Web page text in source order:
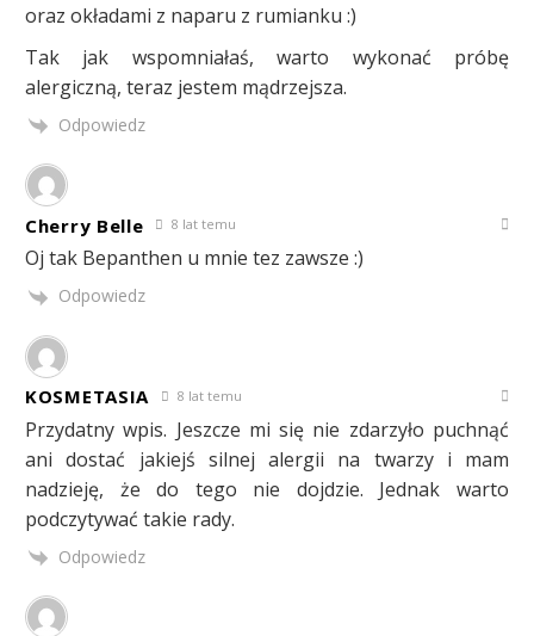
oraz okładami z naparu z rumianku :)
Tak jak wspomniałaś, warto wykonać próbę
alergiczną, teraz jestem mądrzejsza.
Odpowiedz
Cherry Belle 8 lat temu
Oj tak Bepanthen u mnie tez zawsze :)
Odpowiedz
KOSMETASIA 8 lat temu
Przydatny wpis. Jeszcze mi się nie zdarzyło puchnąć
ani dostać jakiejś silnej alergii na twarzy i mam
nadzieję, że do tego nie dojdzie. Jednak warto
podczytywać takie rady.
Odpowiedz